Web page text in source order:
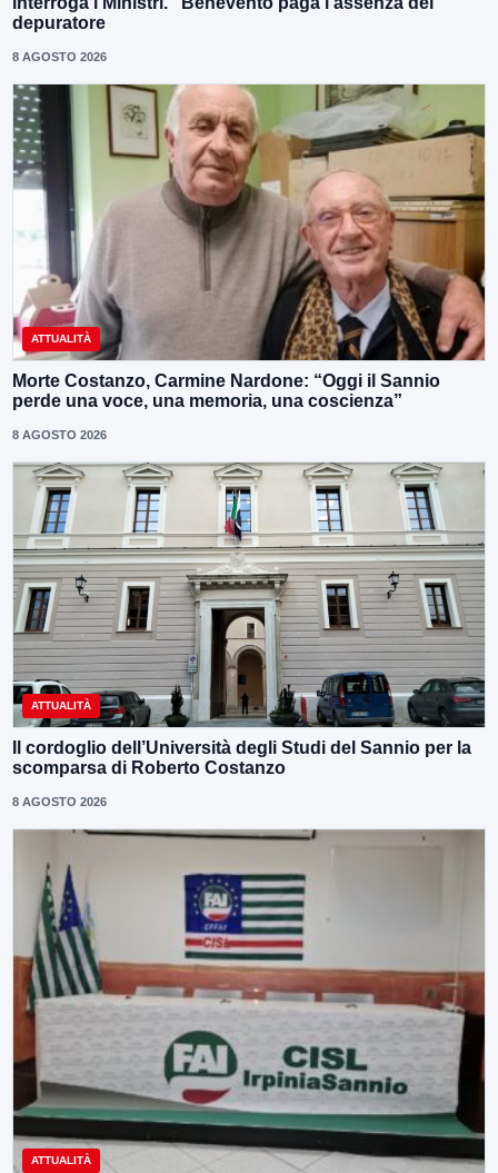
depuratore
8 AGOSTO 2026
ATTUALITÀ
Morte Costanzo, Carmine Nardone: “Oggi il Sannio
perde una voce, una memoria, una coscienza”
8 AGOSTO 2026
ATTUALITÀ
Il cordoglio dell’Università degli Studi del Sannio per la
scomparsa di Roberto Costanzo
8 AGOSTO 2026
ATTUALITÀ